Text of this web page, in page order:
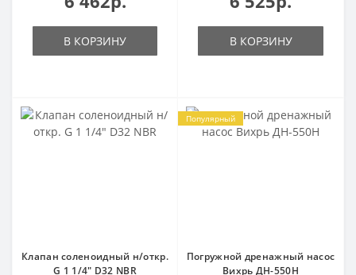
В КОРЗИНУ В КОРЗИНУ
Клапан соленоидный н/откр.
G 1 1/4" D32 NBR
Популярный
Погружной дренажный насос
Вихрь ДН-550Н